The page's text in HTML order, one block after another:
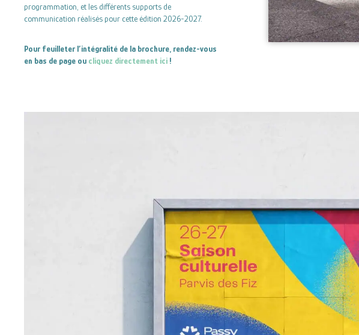
programmation, et les différents supports de
communication réalisés pour cette édition 2026-2027.
Pour feuilleter l’intégralité de la brochure, rendez-vous
en bas de page ou cliquez directement ici !